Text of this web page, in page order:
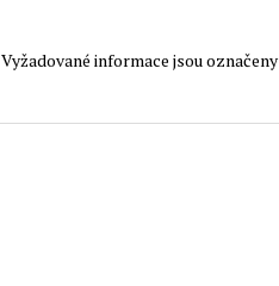
Vyžadované informace jsou označeny